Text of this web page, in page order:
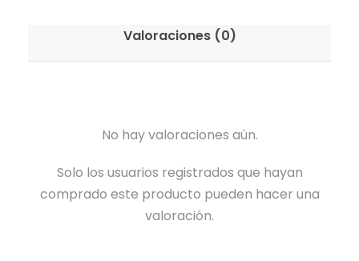
Valoraciones (0)
No hay valoraciones aún.
Solo los usuarios registrados que hayan
comprado este producto pueden hacer una
valoración.